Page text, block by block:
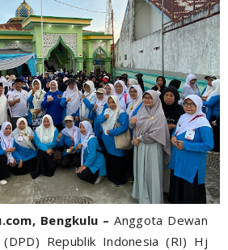
Bengkulu –Anggota Dewan
(DPD) Republik Indonesia (RI) Hj